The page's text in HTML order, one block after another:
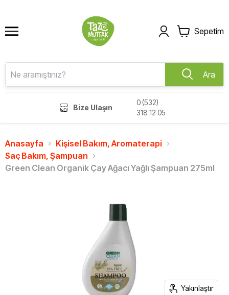
Sepetim
Ara
Bize Ulaşın
0 (532)
318 12 05
Anasayfa
Kişisel Bakım, Aromaterapi
Saç Bakım, Şampuan
Green Clean Organik Çay Ağacı Yağlı Şampuan 275ml
Yakınlaştır